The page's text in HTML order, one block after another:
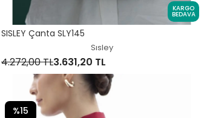
KARGO
BEDAVA
SISLEY Çanta SLY145
Sısley
4.272,00 TL3.631,20 TL
%15